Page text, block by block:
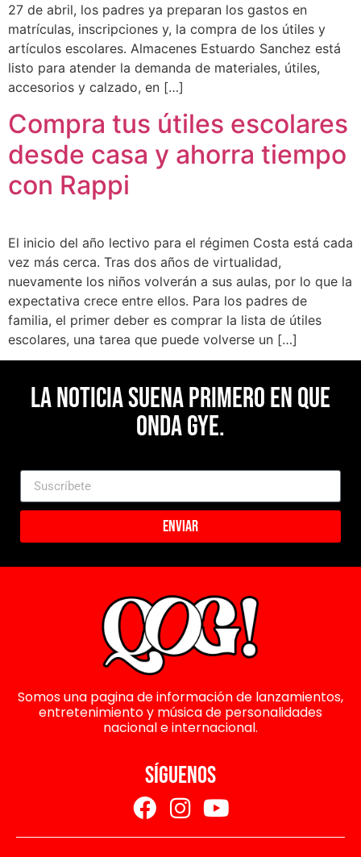
27 de abril, los padres ya preparan los gastos en
matrículas, inscripciones y, la compra de los útiles y
artículos escolares. Almacenes Estuardo Sanchez está
listo para atender la demanda de materiales, útiles,
accesorios y calzado, en […]
Compra tus útiles escolares
desde casa y ahorra tiempo
con Rappi
El inicio del año lectivo para el régimen Costa está cada
vez más cerca. Tras dos años de virtualidad,
nuevamente los niños volverán a sus aulas, por lo que la
expectativa crece entre ellos. Para los padres de
familia, el primer deber es comprar la lista de útiles
escolares, una tarea que puede volverse un […]
La noticia suena primero en Que
Onda Gye.
Enviar
Somos una pagina de información de lanzamientos,
entretenimiento y música de personalidades
nacional e internacional.
SÍGUENOS